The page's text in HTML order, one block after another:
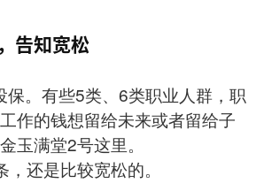
告知宽松
保。有些5类、6类职业人群，职
作的钱想留给未来或者留给子
玉满堂2号这里。
还是比较宽松的。